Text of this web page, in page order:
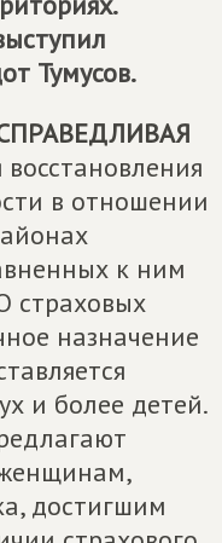
Тумусов.
в отношении
к ним
страховых
назначение
и более детей.
достигшим